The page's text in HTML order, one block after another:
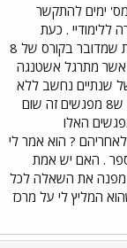
ימים להתקשר
ללימודיי . כעת
הסתכלתי באתר האינטרנט שלהם , ונוכחתי לדעת שמדובר בקורס של 8
אשר מתרגל אשטנגה
של שנתיים נחשב ללא
רציני - על אחת כמה וכמה 8 מפגשים . הוא אומר ש8 מפגשים זה שום
האלו
? הוא אמר לי
. האם יש אמת
מפנה את השאלה לכל
המליץ לי על מרכז